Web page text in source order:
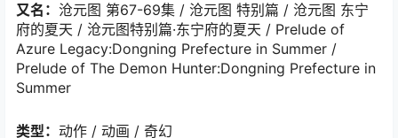
又名： 沧元图 第67-69集 / 沧元图 特别篇 / 沧元图 东宁
府的夏天 / 沧元图特别篇·东宁府的夏天 / Prelude of
Azure Legacy:Dongning Prefecture in Summer /
Prelude of The Demon Hunter:Dongning Prefecture in
Summer
类型： 动作 / 动画 / 奇幻